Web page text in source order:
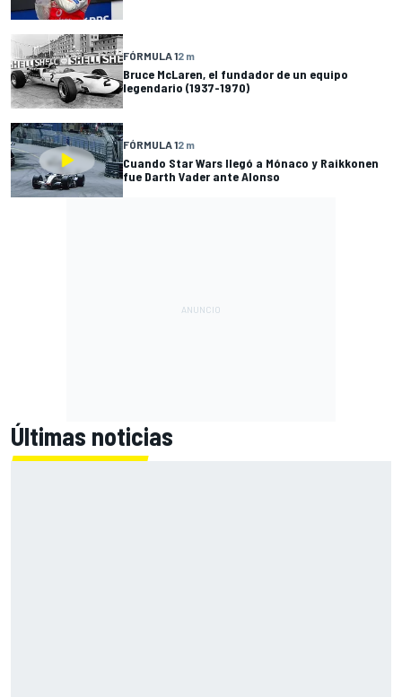
FÓRMULA 12 m
Bruce McLaren, el fundador de un equipo
legendario (1937-1970)
FÓRMULA 12 m
Cuando Star Wars llegó a Mónaco y Raikkonen
fue Darth Vader ante Alonso
Últimas noticias